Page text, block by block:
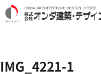
IMG_4221-1